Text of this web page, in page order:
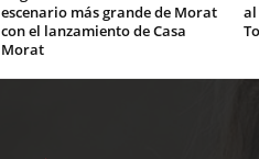
escenario más grande de Morat
con el lanzamiento de Casa
Morat
al